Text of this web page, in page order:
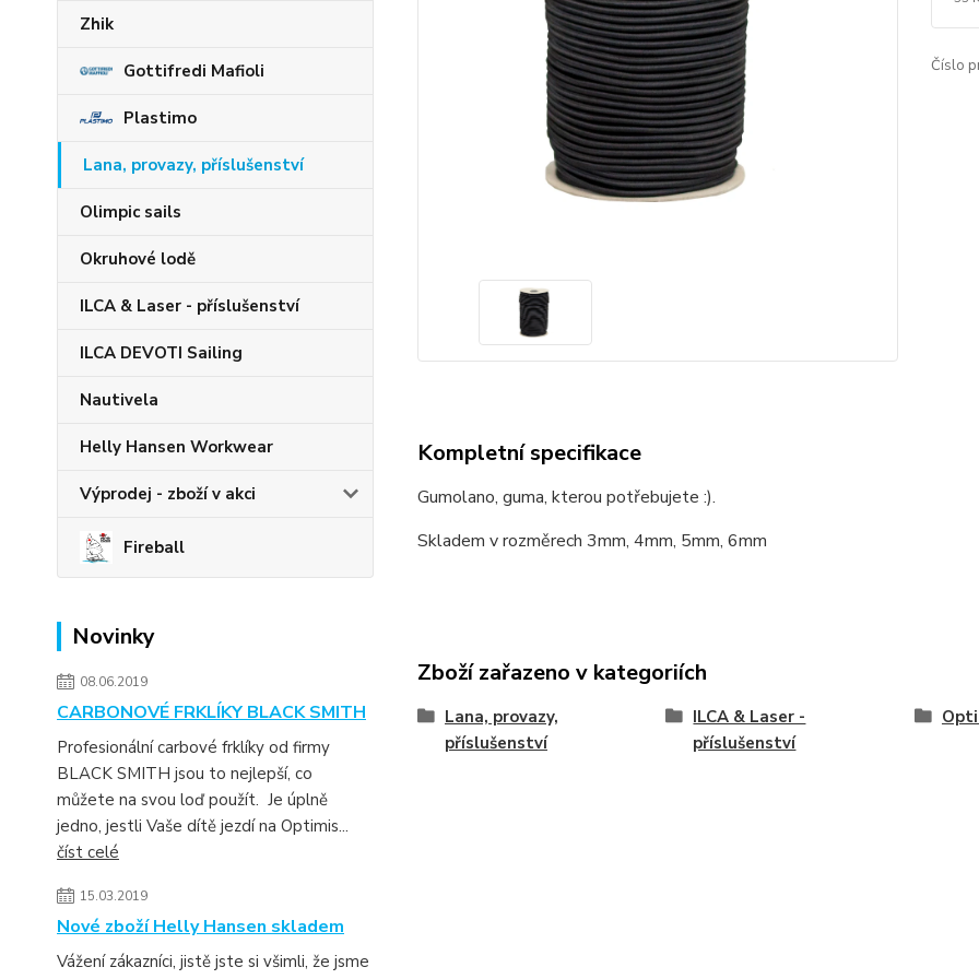
Zhik
Gottifredi Mafioli
Plastimo
Lana, provazy, příslušenství
Olimpic sails
Okruhové lodě
ILCA & Laser - příslušenství
ILCA DEVOTI Sailing
Nautivela
Helly Hansen Workwear
Výprodej - zboží v akci
Fireball
Novinky
08.06.2019
CARBONOVÉ FRKLÍKY BLACK SMITH
Profesionální carbové frklíky od firmy
BLACK SMITH jsou to nejlepší, co
můžete na svou loď použít. Je úplně
jedno, jestli Vaše dítě jezdí na Optimis...
číst celé
15.03.2019
Nové zboží Helly Hansen skladem
Vážení zákazníci, jistě jste si všimli, že jsme
Číslo
Kompletní specifikace
Gumolano, guma, kterou potřebujete :).
Skladem v rozměrech 3mm, 4mm, 5mm, 6mm
Zboží zařazeno v kategoriích
Lana, provazy,
příslušenství
ILCA & Laser -
příslušenství